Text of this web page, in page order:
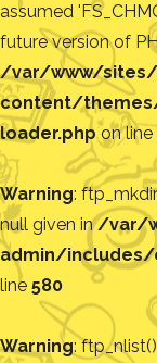
assumed
future version of
/var/www/sites/
content/
loader.phpon line
Warning:
null given in/var/
admin/includes/
line 580
Warning: